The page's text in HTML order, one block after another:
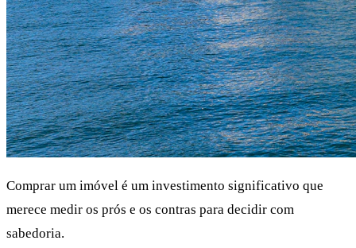
Comprar um imóvel é um investimento significativo que
merece medir os prós e os contras para decidir com
sabedoria.